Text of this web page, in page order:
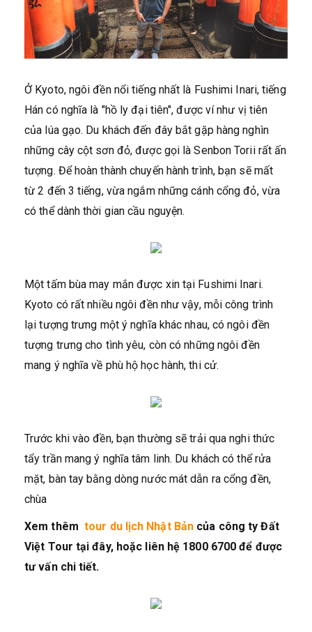
Ở Kyoto, ngôi đền nổi tiếng nhất là Fushimi Inari, tiếng
Hán có nghĩa là "hồ ly đại tiên", được ví như vị tiên
của lúa gạo. Du khách đến đây bắt gặp hàng nghìn
những cây cột sơn đỏ, được gọi là Senbon Torii rất ấn
tượng. Để hoàn thành chuyến hành trình, bạn sẽ mất
từ 2 đến 3 tiếng, vừa ngắm những cánh cổng đỏ, vừa
có thể dành thời gian cầu nguyện.
Một tấm bùa may mắn được xin tại Fushimi Inari.
Kyoto có rất nhiều ngôi đền như vậy, mỗi công trình
lại tượng trưng một ý nghĩa khác nhau, có ngôi đền
tượng trưng cho tình yêu, còn có những ngôi đền
mang ý nghĩa về phù hộ học hành, thi cử.
Trước khi vào đền, bạn thường sẽ trải qua nghi thức
tẩy trần mang ý nghĩa tâm linh. Du khách có thể rửa
mặt, bàn tay bằng dòng nước mát dẫn ra cổng đền,
chùa
Xem thêm tour du lịch Nhật Bản của công ty Đất
Việt Tour tại đây, hoặc liên hệ 1800 6700 để được
tư vấn chi tiết.